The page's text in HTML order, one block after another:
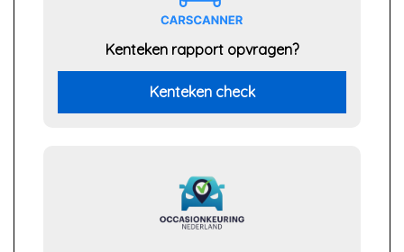
Kenteken rapport opvragen?
Kenteken check